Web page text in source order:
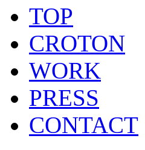
TOP
CROTON
WORK
PRESS
CONTACT